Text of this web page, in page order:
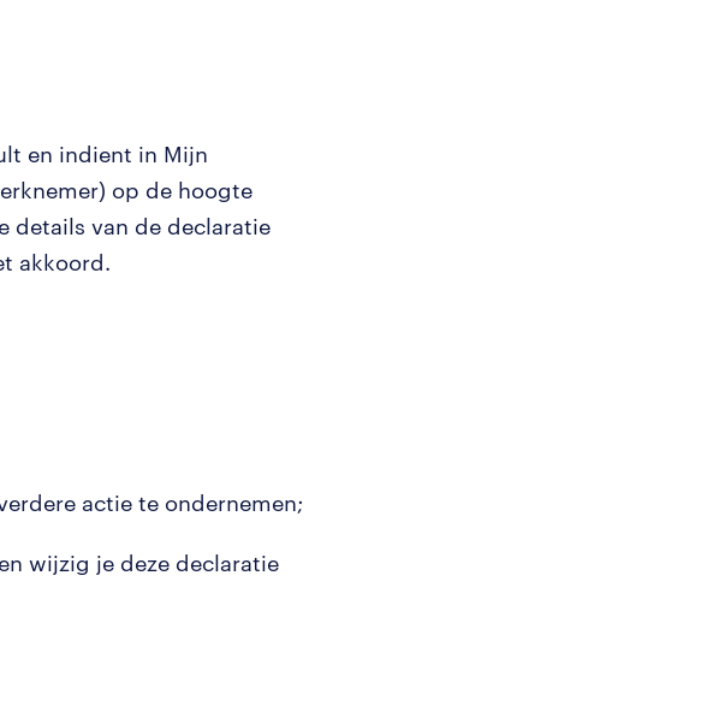
en indient in Mijn
op de hoogte
details van de declaratie
akkoord.
actie te ondernemen;
wijzig je deze declaratie